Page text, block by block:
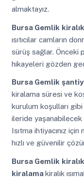
almaktayız.
Bursa Gemlik
ısıtıcılar camların
sürüş sağlar. Önceki
hikayeleri gözden
Bursa Gemlik
kiralama süresi ve
kurulum koşulları
ileride yaşanabilecek
Isıtma ihtiyacınız
hızlı ve güvenilir
Bursa Gemlik
kiralamakiralık